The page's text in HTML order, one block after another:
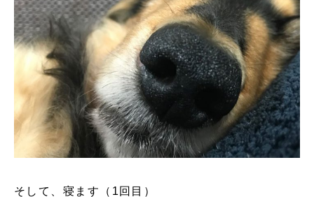
そして、寝ます（1回目）